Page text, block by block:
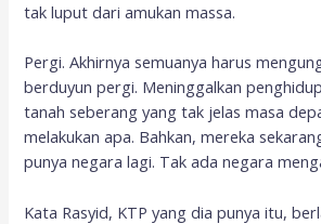
tak luput dari amukan massa.
Pergi. Akhirnya semuanya harus
berduyun pergi. Meninggalkan
tanah seberang yang tak jelas masa
melakukan apa. Bahkan, mereka
punya negara lagi. Tak ada negara
Kata Rasyid, KTP yang dia punya itu,